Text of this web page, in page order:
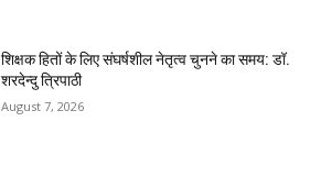
शिक्षक हितों के लिए संघर्षशील नेतृत्व चुनने का समय: डॉ.
शरदेन्दु त्रिपाठी
August 7, 2026